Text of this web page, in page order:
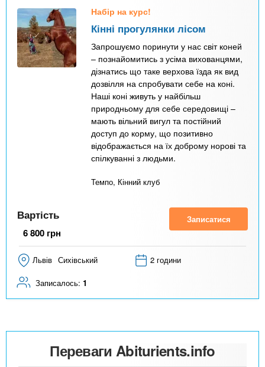
Набір на курс!
Кінні прогулянки лісом
Запрошуємо поринути у нас світ коней
– познайомитись з усіма вихованцями,
дізнатись що таке верхова їзда як вид
дозвілля на спробувати себе на коні.
Наші коні живуть у найбільш
природньому для себе середовищі –
мають вільний вигул та постійний
доступ до корму, що позитивно
відображається на їх доброму норові та
спілкуванні з людьми.
Темпо, Кінний клуб
Вартість
6 800 грн
Записатися
Львів Сихівський 2 години
Записалось: 1
Переваги Abiturients.info